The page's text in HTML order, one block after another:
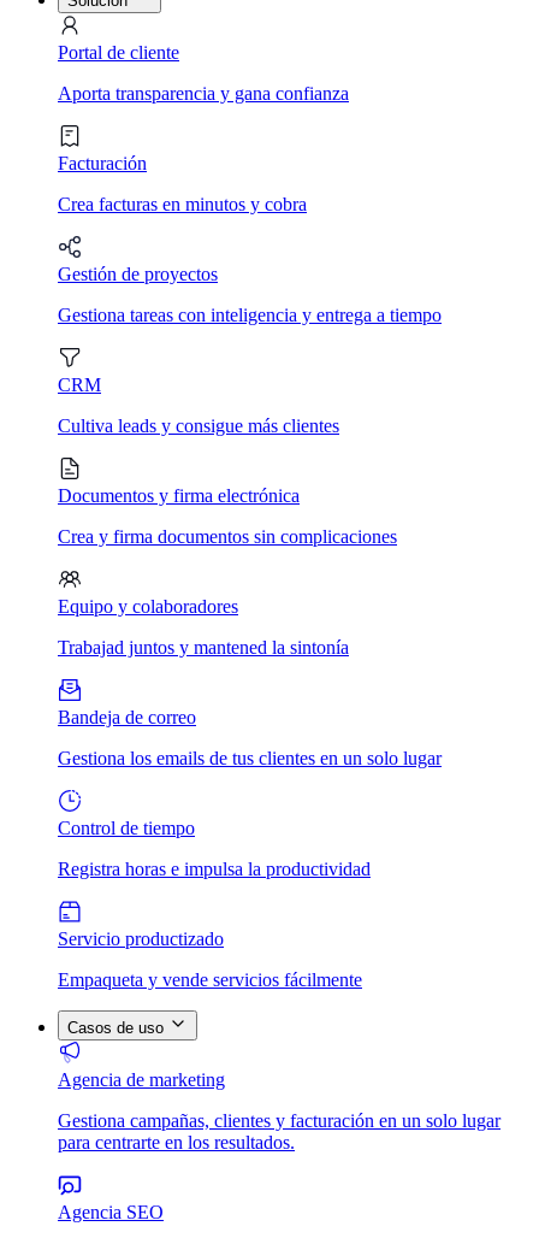
Portal de cliente
Aporta transparencia y gana confianza
Facturación
Crea facturas en minutos y cobra
Gestión de proyectos
Gestiona tareas con inteligencia y entrega a tiempo
CRM
Cultiva leads y consigue más clientes
Documentos y firma electrónica
Crea y firma documentos sin complicaciones
Equipo y colaboradores
Trabajad juntos y mantened la sintonía
Bandeja de correo
Gestiona los emails de tus clientes en un solo lugar
Control de tiempo
Registra horas e impulsa la productividad
Servicio productizado
Empaqueta y vende servicios fácilmente
Casos de uso
Agencia de marketing
Gestiona campañas, clientes y facturación en un solo lugar
para centrarte en los resultados.
Agencia SEO